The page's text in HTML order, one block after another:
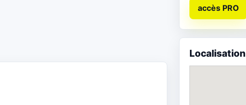
accès PRO
Localisation